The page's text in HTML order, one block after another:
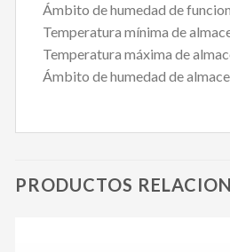
Ámbito de humedad de
Temperatura mínima de
Temperatura máxima de
Ámbito de humedad de
PRODUCTOS